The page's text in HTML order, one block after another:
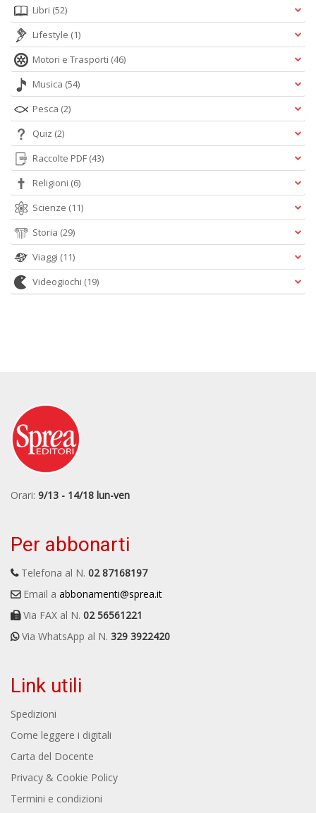
Libri (52)
Lifestyle (1)
Motori e Trasporti (46)
Musica (54)
Pesca (2)
Quiz (2)
Raccolte PDF (43)
Religioni (6)
Scienze (11)
Storia (29)
Viaggi (11)
Videogiochi (19)
Orari: 9/13 - 14/18 lun-ven
Per abbonarti
Telefona al N. 02 87168197
Email a abbonamenti@sprea.it
Via FAX al N. 02 56561221
Via WhatsApp al N. 329 3922420
Link utili
Spedizioni
Come leggere i digitali
Carta del Docente
Privacy & Cookie Policy
Termini e condizioni